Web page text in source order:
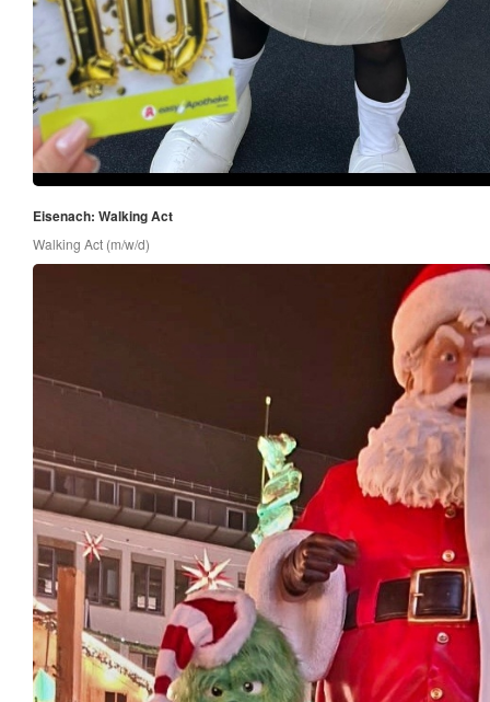
Eisenach: Walking Act
Walking Act (m/w/d)